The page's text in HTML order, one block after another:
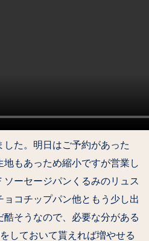
た。明日はご予約があった
地もあっため縮小ですが営業し
ソーセージパンくるみのリュス
コチップパン他ともう少し出
酷そうなので、必要な分がある
しておいて貰えれば増やせる